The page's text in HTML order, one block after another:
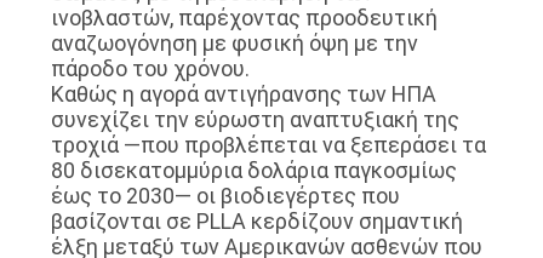
POLICY
ινοβλαστών, παρέχοντας προοδευτική
αναζωογόνηση με φυσική όψη με την
πάροδο του χρόνου.
Καθώς η αγορά αντιγήρανσης των ΗΠΑ
συνεχίζει την εύρωστη αναπτυξιακή της
τροχιά —που προβλέπεται να ξεπεράσει τα
80 δισεκατομμύρια δολάρια παγκοσμίως
έως το 2030— οι βιοδιεγέρτες που
βασίζονται σε PLLA κερδίζουν σημαντική
έλξη μεταξύ των Αμερικανών ασθενών που